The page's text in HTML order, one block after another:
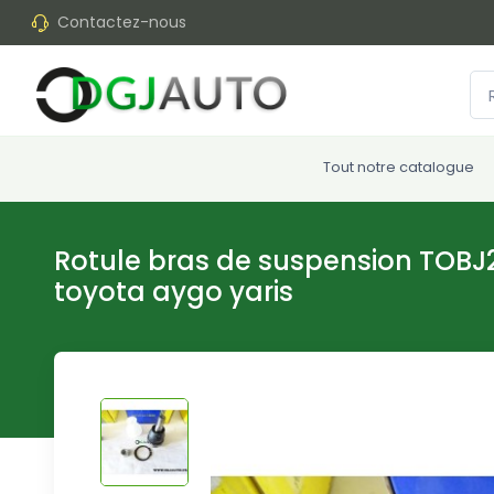
Contactez-nous
Tout notre catalogue
Rotule bras de suspension
toyota aygo yaris